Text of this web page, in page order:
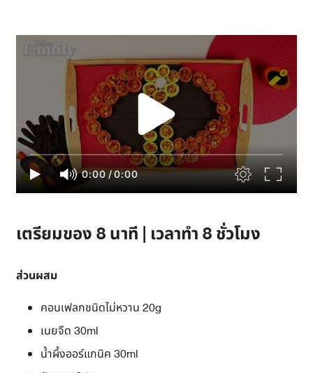
0:00/0:00
เตรียมของ 8 นาที | เวลาทำ 8 ชั่วโมง
ส่วนผสม
คอนเฟลกชนิดไม่หวาน 20g
เนยจืด 30ml
น้ำผึ้งออร์แกนิค 30ml